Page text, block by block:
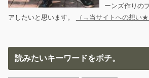
ーンズ作りの
アしたいと思います。
（→当サイトへの想い★
読みたいキーワードをポチ。